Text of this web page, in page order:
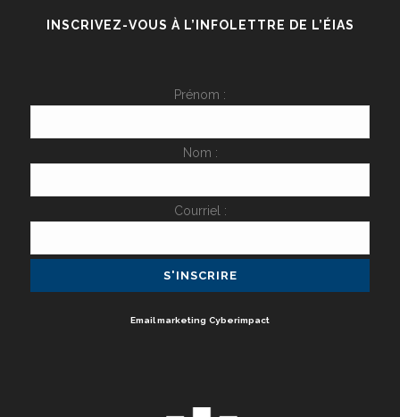
INSCRIVEZ-VOUS À L’INFOLETTRE DE L’ÉIAS
Prénom :
Nom :
Courriel :
Email marketing Cyberimpact